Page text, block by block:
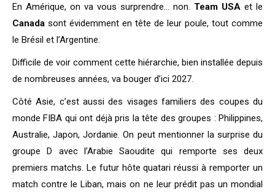
En Amérique, on va vous surprendre… non. Team USA et le
Canada sont évidemment en tête de leur poule, tout comme
le Brésil et l’Argentine.
Difficile de voir comment cette hiérarchie, bien installée depuis
de nombreuses années, va bouger d’ici 2027.
Côté Asie, c’est aussi des visages familiers des coupes du
monde FIBA qui ont déjà pris la tête des groupes : Philippines,
Australie, Japon, Jordanie. On peut mentionner la surprise du
groupe D avec l’Arabie Saoudite qui remporte ses deux
premiers matchs. Le futur hôte quatari réussi à remporter un
match contre le Liban, mais on ne leur prédit pas un mondial